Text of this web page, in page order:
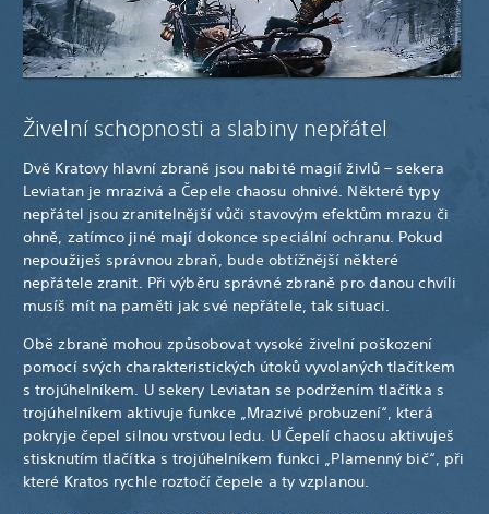
Živelní schopnosti a slabiny nepřátel
Dvě Kratovy hlavní zbraně jsou nabité magií živlů – sekera
Leviatan je mrazivá a Čepele chaosu ohnivé. Některé typy
nepřátel jsou zranitelnější vůči stavovým efektům mrazu či
ohně, zatímco jiné mají dokonce speciální ochranu. Pokud
nepoužiješ správnou zbraň, bude obtížnější některé
nepřátele zranit. Při výběru správné zbraně pro danou chvíli
musíš mít na paměti jak své nepřátele, tak situaci.
Obě zbraně mohou způsobovat vysoké živelní poškození
pomocí svých charakteristických útoků vyvolaných tlačítkem
s trojúhelníkem. U sekery Leviatan se podržením tlačítka s
trojúhelníkem aktivuje funkce „Mrazivé probuzení“, která
pokryje čepel silnou vrstvou ledu. U Čepelí chaosu aktivuješ
stisknutím tlačítka s trojúhelníkem funkci „Plamenný bič“, při
které Kratos rychle roztočí čepele a ty vzplanou.